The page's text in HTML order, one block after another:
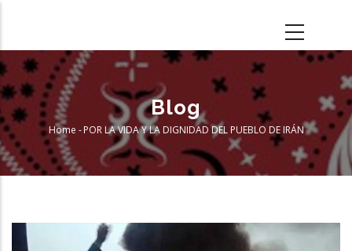
main
content
Blog
Breadcrumb
Home - POR LA VIDA Y LA DIGNIDAD DEL PUEBLO DE IRÁN